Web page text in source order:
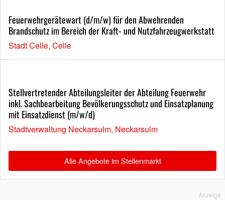
Feuerwehrgerätewart (d/m/w) für den Abwehrenden
Brandschutz im Bereich der Kraft- und Nutzfahrzeugwerkstatt
Stadt Celle, Celle
Stellvertretender Abteilungsleiter der Abteilung Feuerwehr
inkl. Sachbearbeitung Bevölkerungsschutz und Einsatzplanung
mit Einsatzdienst (m/w/d)
Stadtverwaltung Neckarsulm, Neckarsulm
Alle Angebote im Stellenmarkt
Anzeige